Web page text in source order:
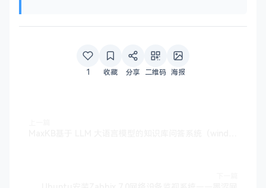
1 收藏 分享 二维码 海报